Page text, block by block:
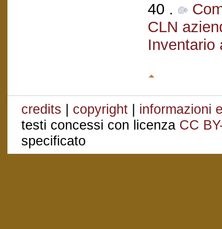
40 .
CLN
Inventario
credits | copyright | informazioni
testi concessi con licenza CC
specificato